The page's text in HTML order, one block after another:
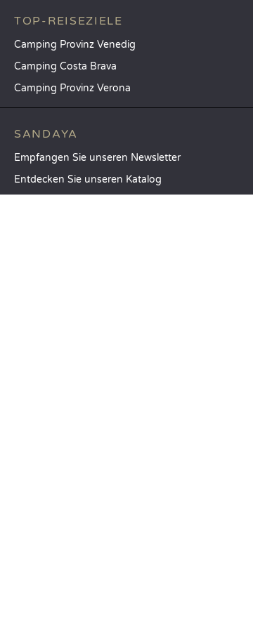
TOP-REISEZIELE
Camping Provinz Venedig
Camping Costa Brava
Camping Provinz Verona
SANDAYA
Empfangen Sie unseren Newsletter
Entdecken Sie unseren Katalog